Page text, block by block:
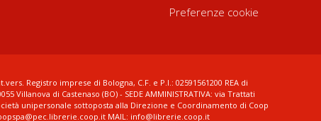
Preferenze cookie
Registro imprese di Bologna, C.F. e P.I.: 02591561200 REA di
Villanova di Castenaso (BO) - SEDE AMMINISTRATIVA: via Trattati
unipersonale sottoposta alla Direzione e Coordinamento di Coop
MAIL: info@librerie.coop.it